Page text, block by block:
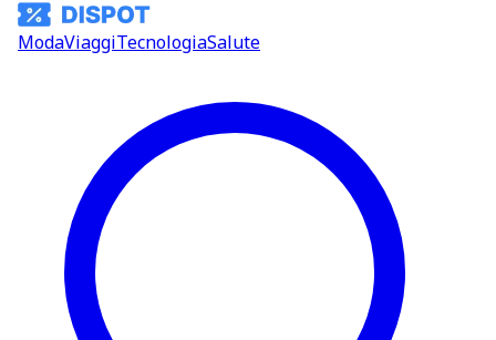
ModaViaggiTecnologiaSalute